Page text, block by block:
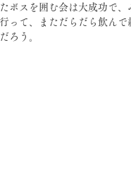
ボスを囲む会は大成功で、
って、まただらだら飲んで
ろう。